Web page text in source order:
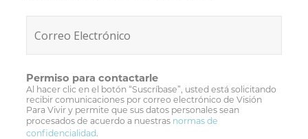
Permiso para contactarle
Al hacer clic en el botón “Suscríbase”, usted está solicitando
recibir comunicaciones por correo electrónico de Visión
Para Vivir y permite que sus datos personales sean
procesados de acuerdo a nuestras normas de
confidencialidad.